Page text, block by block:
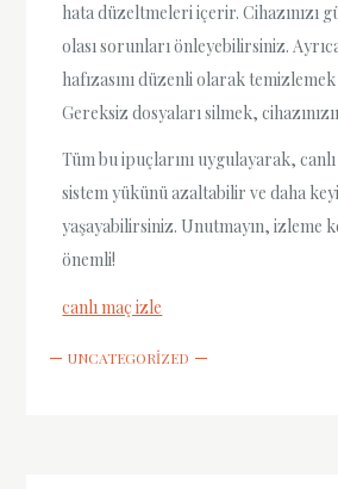
hata düzeltmeleri içerir. Cihazınızı
olası sorunları önleyebilirsiniz.
hafızasını düzenli olarak temizlemek
Gereksiz dosyaları silmek,
Tüm bu ipuçlarını uygulayarak,
sistem yükünü azaltabilir ve daha
yaşayabilirsiniz. Unutmayın, izleme
önemli!
canlı maç izle
UNCATEGORIZED